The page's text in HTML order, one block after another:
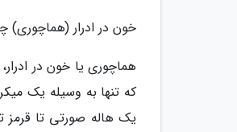
خون در ادرار
هماچوری یا خون در
که تنها به وسیله یک
یک هاله صورتی تا قرمز